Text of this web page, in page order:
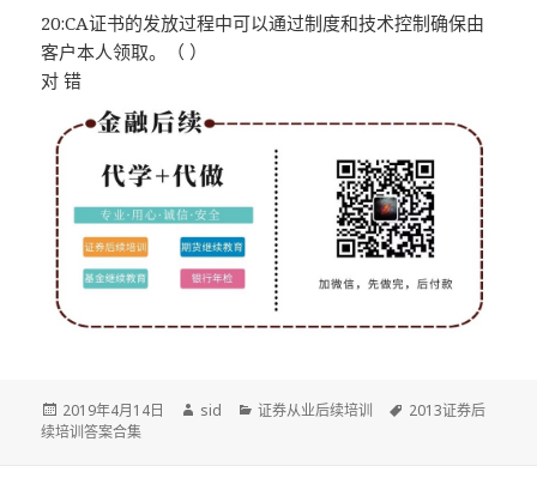
20:CA证书的发放过程中可以通过制度和技术控制确保由
客户本人领取。（ ）
对 错
发
布
2019年4月14日
作
sid
分
证券从业后续培训
标
2013证券后
续培训答案合集